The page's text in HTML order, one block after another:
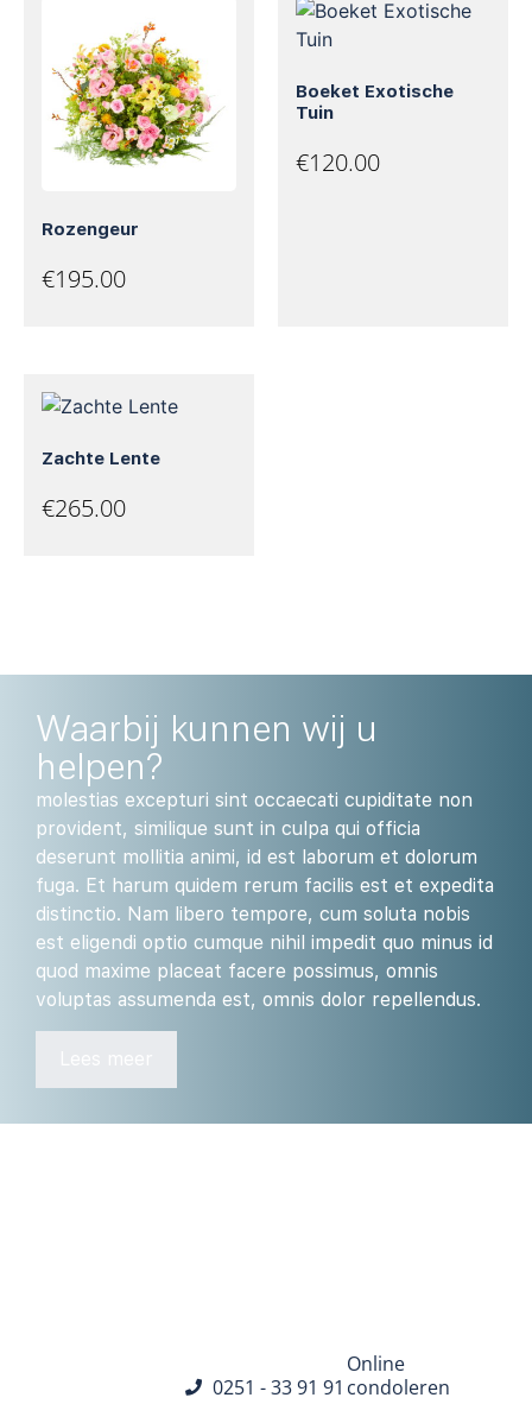
Rozengeur
€195.00
Boeket Exotische
Tuin
€120.00
Zachte Lente
€265.00
Waarbij kunnen wij u
helpen?
molestias excepturi sint occaecati cupiditate non
provident, similique sunt in culpa qui officia
deserunt mollitia animi, id est laborum et dolorum
fuga. Et harum quidem rerum facilis est et expedita
distinctio. Nam libero tempore, cum soluta nobis
est eligendi optio cumque nihil impedit quo minus id
quod maxime placeat facere possimus, omnis
voluptas assumenda est, omnis dolor repellendus.
0251 - 33 91 91
Online
condoleren